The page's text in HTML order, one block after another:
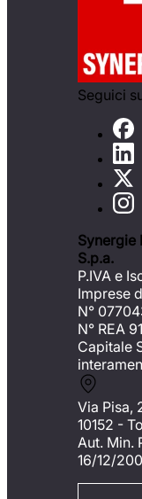
Seguici
Synergie
S.p.a.
P.IVA e
Imprese
N°
N° REA
Capitale
Via Pisa,
10152 -
Aut. Min.
16/12/